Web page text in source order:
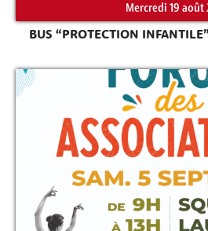
Mercredi 19 août
BUS “PROTECTION